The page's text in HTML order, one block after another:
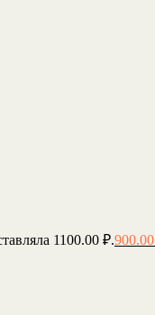
1100.00 ₽.900.00